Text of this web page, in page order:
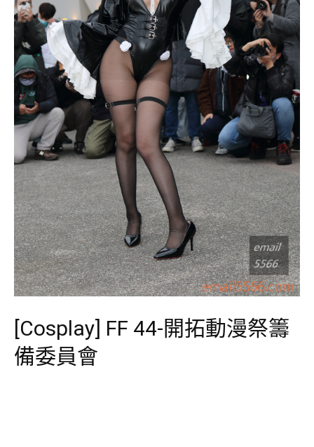
[Cosplay] FF 44-開拓動漫祭籌
備委員會